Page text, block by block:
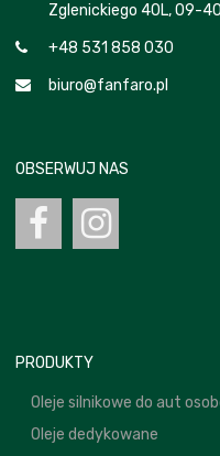
Zglenickiego 40L, 09-
+48 531 858 030
biuro@fanfaro.pl
OBSERWUJ NAS
PRODUKTY
Oleje silnikowe do aut
Oleje dedykowane